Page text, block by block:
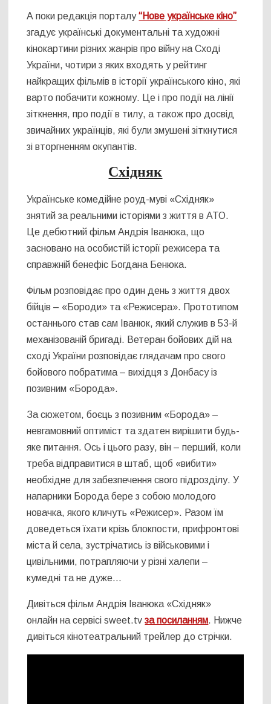
А поки редакція порталу“Нове українське кіно”
згадує українські документальні та художні
кінокартини різних жанрів про війну на Сході
України, чотири з яких входять у рейтинг
найкращих фільмів в історії українського кіно, які
варто побачити кожному. Це і про події на лінії
зіткнення, про події в тилу, а також про досвід
звичайних українців, які були змушені зіткнутися
зі вторгненням окупантів.
Східняк
Українське комедійне роуд-муві «Східняк»
знятий за реальними історіями з життя в АТО.
Це дебютний фільм Андрія Іванюка, що
засновано на особистій історії режисера та
справжній бенефіс Богдана Бенюка.
Фільм розповідає про один день з життя двох
бійців – «Бороди» та «Режисера». Прототипом
останнього став сам Іванюк, який служив в 53-й
механізованій бригаді. Ветеран бойових дій на
сході України розповідає глядачам про свого
бойового побратима – вихідця з Донбасу із
позивним «Борода».
За сюжетом, боєць з позивним «Борода» –
невгамовний оптиміст та здатен вирішити будь-
яке питання. Ось і цього разу, він – перший, коли
треба відправитися в штаб, щоб «вибити»
необхідне для забезпечення свого підрозділу. У
напарники Борода бере з собою молодого
новачка, якого кличуть «Режисер». Разом їм
доведеться їхати крізь блокпости, прифронтові
міста й села, зустрічатись із військовими і
цивільними, потрапляючи у різні халепи –
кумедні та не дуже…
Дивіться фільм Андрія Іванюка «Східняк»
онлайн на сервісі sweet.tvза посиланням. Нижче
дивіться кінотеатральний трейлер до стрічки.